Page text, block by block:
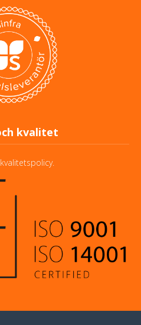
kvalitet